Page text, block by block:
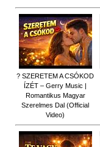
? SZERETEM A CSÓKOD
ÍZÉT – Gerry Music |
Romantikus Magyar
Szerelmes Dal (Official
Video)